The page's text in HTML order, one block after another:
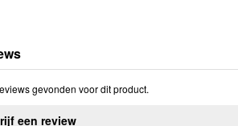
gevonden voor dit product.
een review